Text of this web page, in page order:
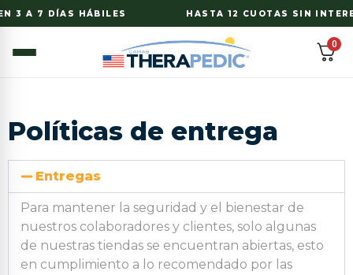
3 A 7 DÍAS HÁBILES HASTA 12 CUOTAS SIN
0
Políticas de entrega
Entregas
Para mantener la seguridad y el bienestar de
nuestros colaboradores y clientes, solo algunas
de nuestras tiendas se encuentran abiertas, esto
en cumplimiento a lo recomendado por las